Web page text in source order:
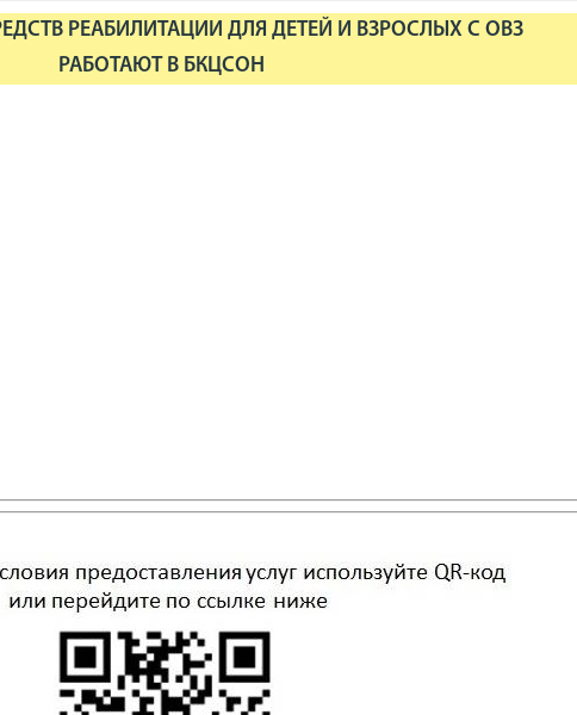
РЕАБИЛИТАЦИИ ДЛЯ ДЕТЕЙ И ВЗРОСЛЫХ С ОВЗ
РАБОТАЮТ В БКЦСОН